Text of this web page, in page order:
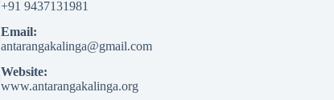
+91 9437131981
Email:
antarangakalinga@gmail.com
Website:
www.antarangakalinga.org